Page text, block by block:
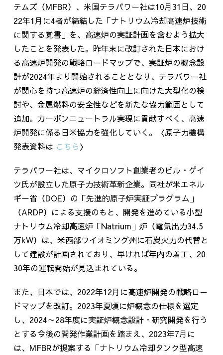
テムズ（MFBR）、米国テラパワー社は10月31日、20
22年1月に4者が締結した「ナトリウム冷却高速炉技術
に関する覚書」を、高速炉の実証計画を含むよう拡大
したことを発表した。昨年末に改訂された日本におけ
る高速炉開発の戦略ロードマップで、実証炉の概念設
計が2024年より開始されることとなり、テラパワー社
が関心を持つ高速炉の経済性向上に向けた大型化の検
討や、金属燃料の安全性などを新たな協力範囲として
追加。カーボンニュートラル実現に貢献すべく、高速
炉開発に係る日米協力を強化していく。〈原子力機構
発表資料は こちら〉
テラパワー社は、マイクロソフト創業者のビル・ゲイ
ツ氏が設立した原子力技術革新企業。同社が米エネル
ギー省（DOE）の「先進的原子炉実証プラグラム」
（ARDP）による支援のもと、開発を進めている小型
ナトリウム冷却高速炉「Natrium」炉（電気出力34.5
万kW）は、米西部ワイオミング州に石炭火力の代替と
して建設が計画されており、早ければ年内の着工、20
30年の運転開始が見込まれている。
また、日本では、2022年12月に高速炉開発の戦略ロー
ドマップを改訂。2023年夏頃に炉概念の仕様を選定
し、2024～28年度に実証炉概念設計・研究開発を行う
とする今後の開発作業計画を踏まえ、2023年7月に
は、MFBRが提案する「ナトリウム冷却タンク型高速